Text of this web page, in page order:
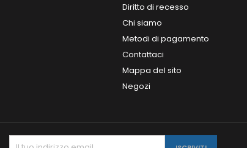
Diritto di recesso
Chi siamo
Metodi di pagamento
Contattaci
Mappa del sito
Negozi